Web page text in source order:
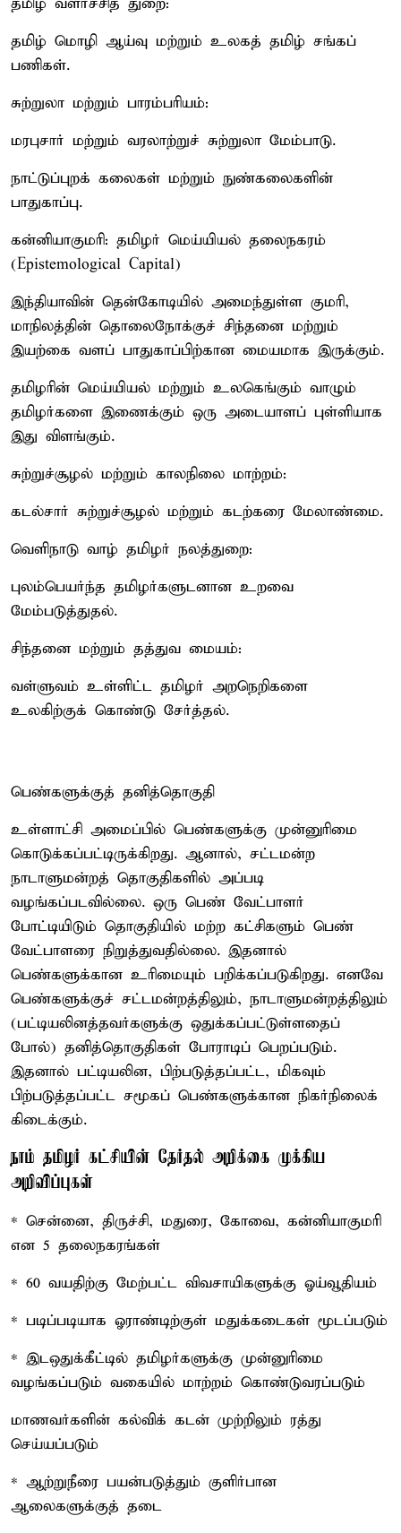
தமிழ் மொழி ஆய்வு மற்றும் உலகத் தமிழ் சங்கப்
பணிகள்.
சுற்றுலா மற்றும் பாரம்பரியம்:
மரபுசார் மற்றும் வரலாற்றுச் சுற்றுலா மேம்பாடு.
நாட்டுப்புறக் கலைகள் மற்றும் நுண்கலைகளின்
பாதுகாப்பு.
கன்னியாகுமரி: தமிழர் மெய்யியல் தலைநகரம்
(Epistemological Capital)
இந்தியாவின் தென்கோடியில் அமைந்துள்ள குமரி,
மாநிலத்தின் தொலைநோக்குச் சிந்தனை மற்றும்
இயற்கை வளப் பாதுகாப்பிற்கான மையமாக இருக்கும்.
தமிழரின் மெய்யியல் மற்றும் உலகெங்கும் வாழும்
தமிழர்களை இணைக்கும் ஒரு அடையாளப் புள்ளியாக
இது விளங்கும்.
சுற்றுச்சூழல் மற்றும் காலநிலை மாற்றம்:
கடல்சார் சுற்றுச்சூழல் மற்றும் கடற்கரை மேலாண்மை.
வெளிநாடு வாழ் தமிழர் நலத்துறை:
புலம்பெயர்ந்த தமிழர்களுடனான உறவை
மேம்படுத்துதல்.
சிந்தனை மற்றும் தத்துவ மையம்:
வள்ளுவம் உள்ளிட்ட தமிழர் அறநெறிகளை
உலகிற்குக் கொண்டு சேர்த்தல்.
பெண்களுக்குத் தனித்தொகுதி
உள்ளாட்சி அமைப்பில் பெண்களுக்கு முன்னுரிமை
கொடுக்கப்பட்டிருக்கிறது. ஆனால், சட்டமன்ற
நாடாளுமன்றத் தொகுதிகளில் அப்படி
வழங்கப்படவில்லை. ஒரு பெண் வேட்பாளர்
போட்டியிடும் தொகுதியில் மற்ற கட்சிகளும் பெண்
வேட்பாளரை நிறுத்துவதில்லை. இதனால்
பெண்களுக்கான உரிமையும் பறிக்கப்படுகிறது. எனவே
பெண்களுக்குச் சட்டமன்றத்திலும், நாடாளுமன்றத்திலும்
(பட்டியலினத்தவர்களுக்கு ஒதுக்கப்பட்டுள்ளதைப்
போல்) தனித்தொகுதிகள் போராடிப் பெறப்படும்.
இதனால் பட்டியலின, பிற்படுத்தப்பட்ட, மிகவும்
பிற்படுத்தப்பட்ட சமூகப் பெண்களுக்கான நிகர்நிலைக்
கிடைக்கும்.
நாம் தமிழர் கட்சியின் தேர்தல் அறிக்கை முக்கிய
அறிவிப்புகள்
* சென்னை, திருச்சி, மதுரை, கோவை, கன்னியாகுமரி
என 5 தலைநகரங்கள்
* 60 வயதிற்கு மேற்பட்ட விவசாயிகளுக்கு ஓய்வூதியம்
* படிப்படியாக ஓராண்டிற்குள் மதுக்கடைகள் மூடப்படும்
* இடஒதுக்கீட்டில் தமிழர்களுக்கு முன்னுரிமை
வழங்கப்படும் வகையில் மாற்றம் கொண்டுவரப்படும்
மாணவர்களின் கல்விக் கடன் முற்றிலும் ரத்து
செய்யப்படும்
* ஆற்றுநீரை பயன்படுத்தும் குளிர்பான
ஆலைகளுக்குத் தடை